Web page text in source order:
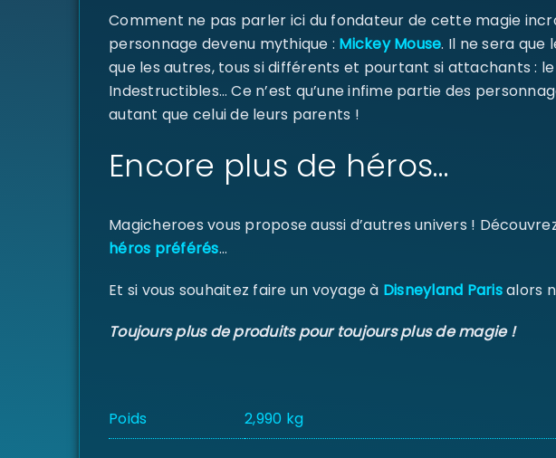
MOT DE PASSE PERDU ?
Comment ne pas parler ici du fondateur de cette magie
personnage devenu mythique : Mickey Mouse. Il ne sera que
que les autres, tous si différents et pourtant si attachants : le
Indestructibles… Ce n’est qu’une infime partie des
autant que celui de leurs parents !
Encore plus de héros…
Magicheroes vous propose aussi d’autres univers !
héros préférés…
Et si vous souhaitez faire un voyage à Disneyland Parisalors
Toujours plus de produits pour toujours plus de magie !
Poids 2,990 kg